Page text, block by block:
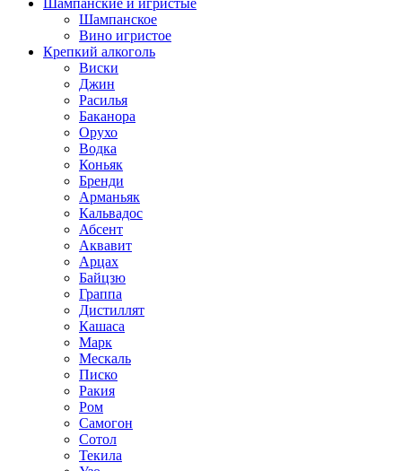
Шампанские и игристые
Шампанское
Вино игристое
Крепкий алкоголь
Виски
Джин
Расилья
Баканора
Орухо
Водка
Коньяк
Бренди
Арманьяк
Кальвадос
Абсент
Аквавит
Арцах
Байцзю
Граппа
Дистиллят
Кашаса
Марк
Мескаль
Писко
Ракия
Ром
Самогон
Сотол
Текила